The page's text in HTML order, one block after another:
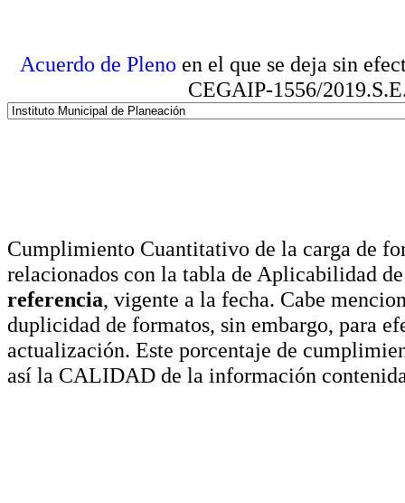
Acuerdo de Pleno en el que se deja sin
CEGAIP-1556/
Cumplimiento Cuantitativo de la carga de
relacionados con la tabla de Aplicabilidad
referencia, vigente a la fecha. Cabe
duplicidad de formatos, sin embargo, para
actualización. Este porcentaje de
así la CALIDAD de la información